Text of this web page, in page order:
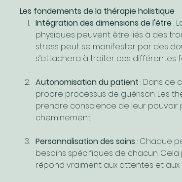
Les fondements de la thérapie holistique
Intégration des dimensions de l'être :
physiques peuvent être liés à des
stress peut se manifester par des
s’attachera à traiter ces différentes
Autonomisation du patient : Dans ce
propre processus de guérison. Les
prendre conscience de leur
cheminement.
Personnalisation des soins : Chaque
besoins spécifiques de chacun.
répond vraiment aux attentes et